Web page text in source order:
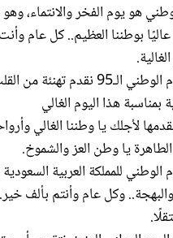
هو يوم الفخر والانتماء،
بوطننا العظيم.. كل عام
في اليوم الوطني الـ95 نقدم
هذا اليوم الغالي
لأجلك يا وطننا الغالي
يا وطن العز والشموخ.
الوطني للمملكة العربية
والبهجة.. وكل عام وأنتم بألف